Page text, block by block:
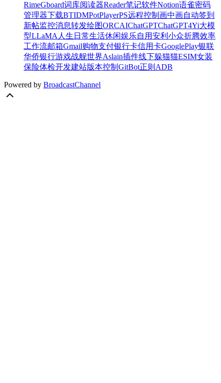
RimeGboard词库阅读器Reader笔记软件Notion语雀密码
管理器下载BTIDMPotPlayerPS远程控制 画中画自动签到
新帖监控消息转发绘图ORCAIChatGPTChatGPT4Yi大模
型LLaMA 人生 日常生活休闲娱乐自用安利 小众折腾效率
工作流邮箱Gmail购物支付银行卡信用卡GooglePlay银联
华侨银行游戏战舰世界Aslain插件线下躲猫猫ESIM女装
保险体检开发建站版本控制 GitBot正则 ADB
Powered by BroadcastChannel